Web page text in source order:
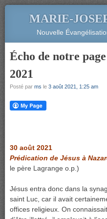
MARIE-
Nouvelle
Écho de notre
2021
Posté par ms le 3 août 2021, 1:25 am
30 août 2021
Prédication de Jésus à
le père Lagrange o.p.)
Jésus entra donc dans la
saint Luc, car il avait
offices religieux. On